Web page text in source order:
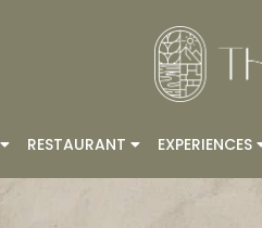
RESTAURANT EXPERIENCES